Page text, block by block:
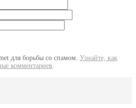
для борьбы со спамом. Узнайте, как
комментариев